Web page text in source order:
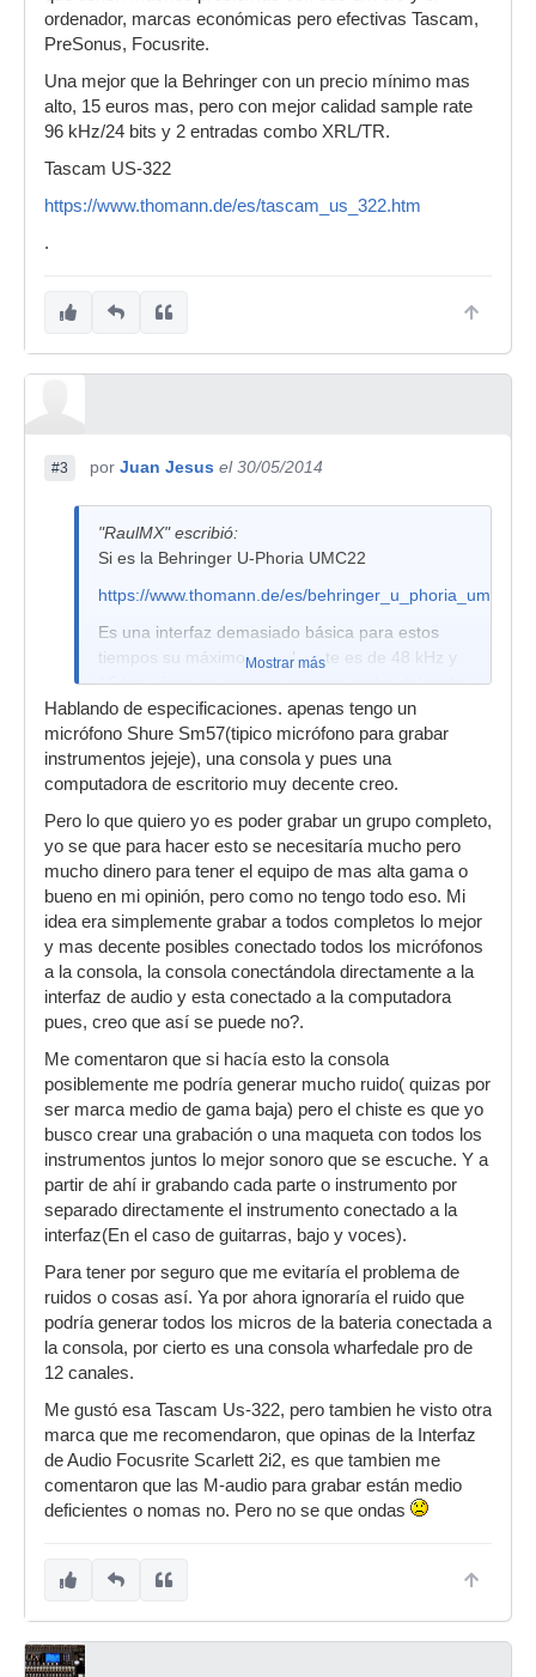
ordenador, marcas económicas pero efectivas Tascam,
PreSonus, Focusrite.
Una mejor que la Behringer con un precio mínimo mas
alto, 15 euros mas, pero con mejor calidad sample rate
96 kHz/24 bits y 2 entradas combo XRL/TR.
Tascam US-322
https://www.thomann.de/es/tascam_us_322.htm
.
#3 por Juan Jesus el 30/05/2014
"RaulMX" escribió:
Si es la Behringer U-Phoria UMC22
https://www.thomann.de/es/
Es una interfaz demasiado básica para estos
tiempos su máximo sample rate es de 48 kHz y
16 bits, ósea es apenas un paso arriba del audio
integrado del ordenador pero principalmente por
las conecciones, pre amp y phantom power.
Las M-Audio vía Firewire/USB yo no las
recomiendo ya que tienen muchos problemas
con sus drivers y el ordenador, marcas
económicas pero efectivas Tascam, PreSonus,
Focusrite.
Una mejor que la Behringer con un precio
mínimo mas alto, 15 euros mas, pero con mejor
calidad sample rate 96 kHz/24 bits y 2 entradas
combo XRL/TR.
Tascam US-322
https://www.thomann.de/es/tascam_us_322.htm
Mostrar más
Hablando de especificaciones. apenas tengo un
micrófono Shure Sm57(tipico micrófono para grabar
instrumentos jejeje), una consola y pues una
computadora de escritorio muy decente creo.
Pero lo que quiero yo es poder grabar un grupo completo,
yo se que para hacer esto se necesitaría mucho pero
mucho dinero para tener el equipo de mas alta gama o
bueno en mi opinión, pero como no tengo todo eso. Mi
idea era simplemente grabar a todos completos lo mejor
y mas decente posibles conectado todos los micrófonos
a la consola, la consola conectándola directamente a la
interfaz de audio y esta conectado a la computadora
pues, creo que así se puede no?.
Me comentaron que si hacía esto la consola
posiblemente me podría generar mucho ruido( quizas por
ser marca medio de gama baja) pero el chiste es que yo
busco crear una grabación o una maqueta con todos los
instrumentos juntos lo mejor sonoro que se escuche. Y a
partir de ahí ir grabando cada parte o instrumento por
separado directamente el instrumento conectado a la
interfaz(En el caso de guitarras, bajo y voces).
Para tener por seguro que me evitaría el problema de
ruidos o cosas así. Ya por ahora ignoraría el ruido que
podría generar todos los micros de la bateria conectada a
la consola, por cierto es una consola wharfedale pro de
12 canales.
Me gustó esa Tascam Us-322, pero tambien he visto otra
marca que me recomendaron, que opinas de la Interfaz
de Audio Focusrite Scarlett 2i2, es que tambien me
comentaron que las M-audio para grabar están medio
deficientes o nomas no. Pero no se que ondas